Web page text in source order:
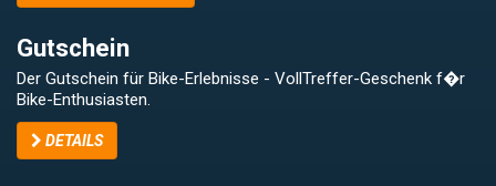
Gutschein
Der Gutschein für Bike-Erlebnisse - VollTreffer-Geschenk f�r
Bike-Enthusiasten.
DETAILS